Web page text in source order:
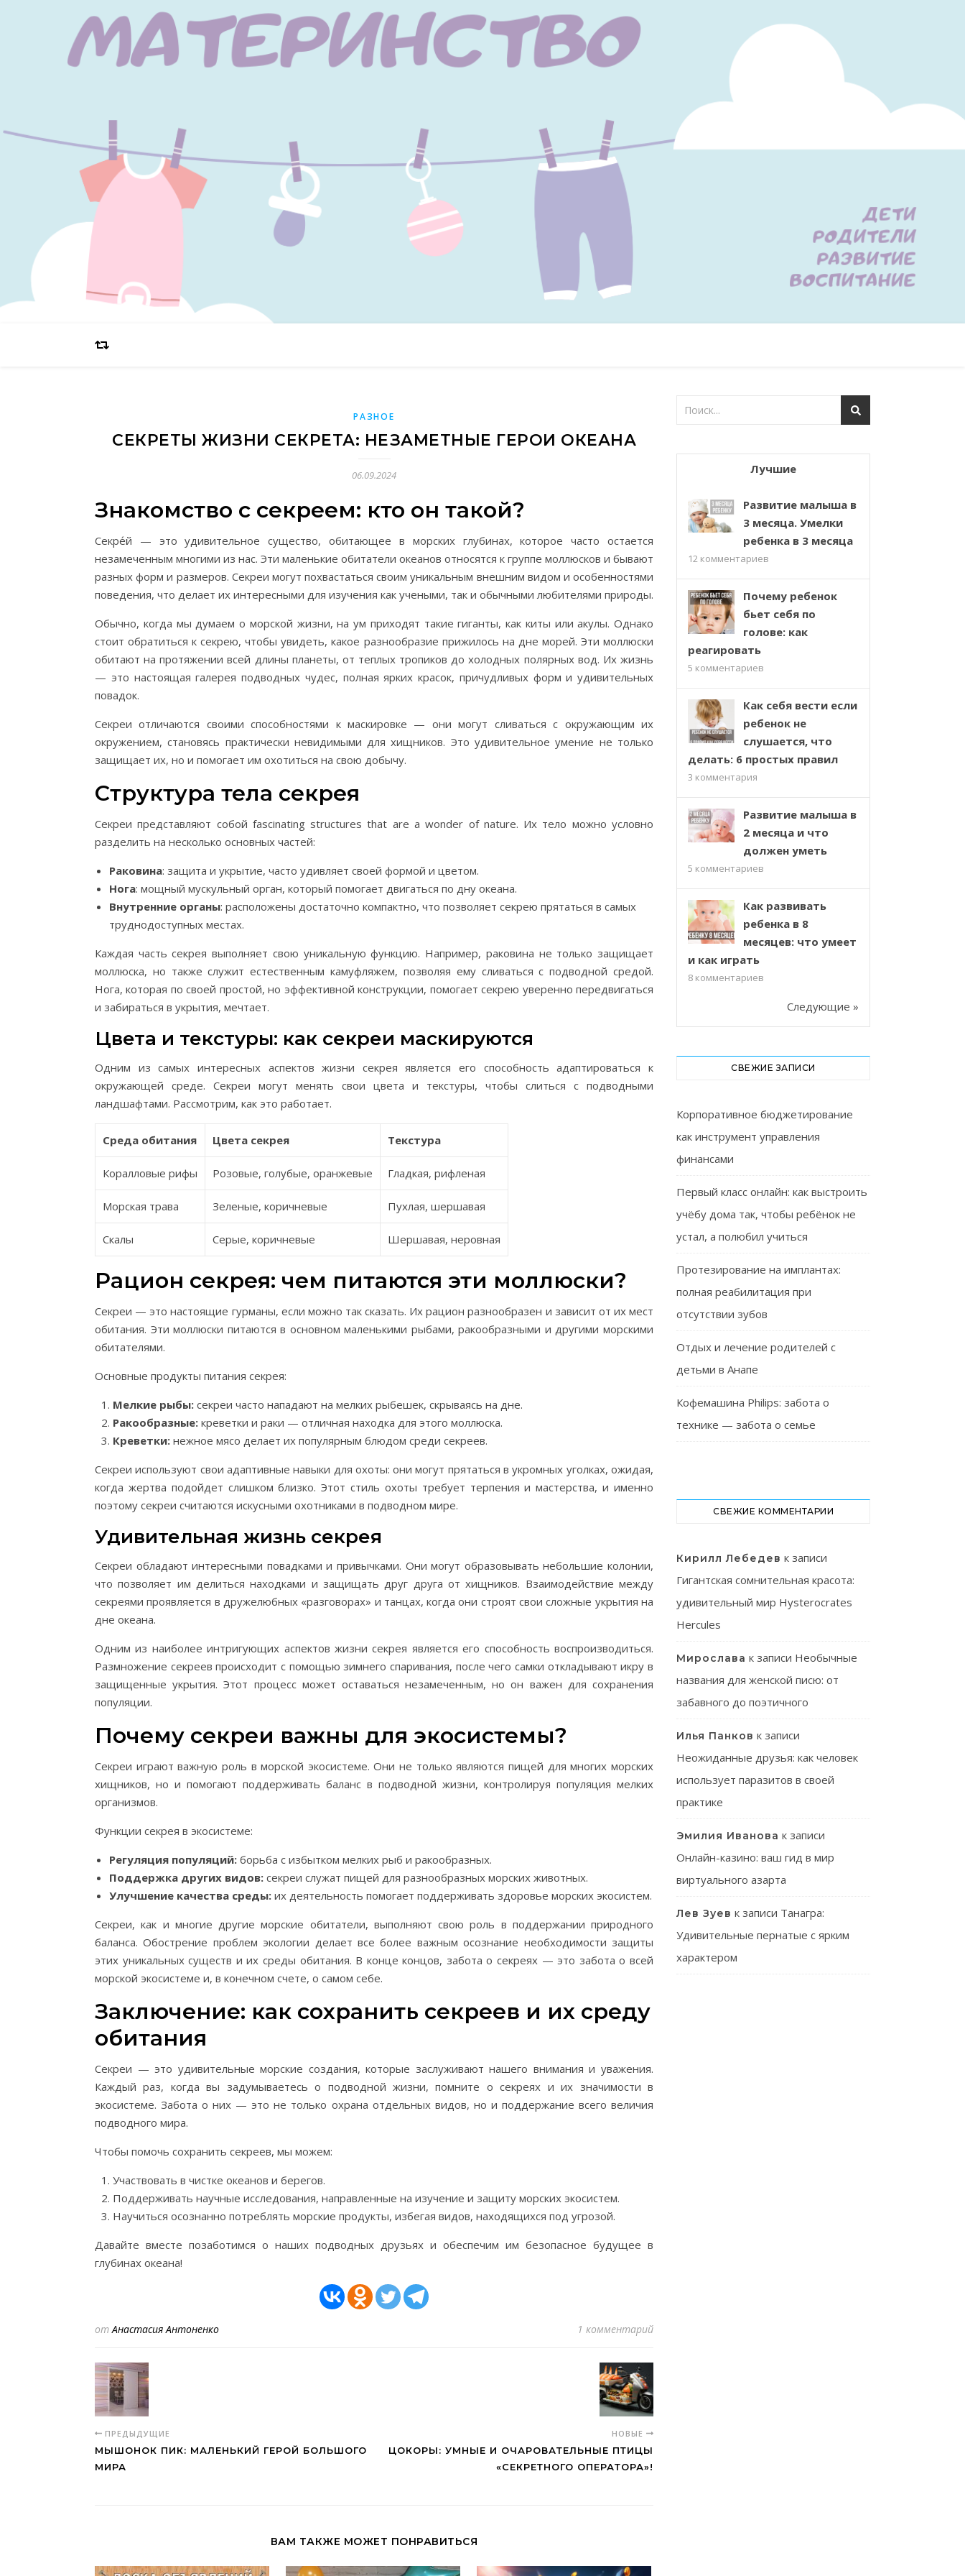
РАЗНОЕ
СЕКРЕТЫ ЖИЗНИ СЕКРЕТА: НЕЗАМЕТНЫЕ ГЕРОИ ОКЕАНА
06.09.2024
Знакомство с секреем: кто он такой?
Секре́й — это удивительное существо, обитающее в морских глубинах, которое часто остается
незамеченным многими из нас. Эти маленькие обитатели океанов относятся к группе моллюсков и бывают
разных форм и размеров. Секреи могут похвастаться своим уникальным внешним видом и особенностями
поведения, что делает их интересными для изучения как учеными, так и обычными любителями природы.
Обычно, когда мы думаем о морской жизни, на ум приходят такие гиганты, как киты или акулы. Однако
стоит обратиться к секрею, чтобы увидеть, какое разнообразие прижилось на дне морей. Эти моллюски
обитают на протяжении всей длины планеты, от теплых тропиков до холодных полярных вод. Их жизнь
— это настоящая галерея подводных чудес, полная ярких красок, причудливых форм и удивительных
повадок.
Секреи отличаются своими способностями к маскировке — они могут сливаться с окружающим их
окружением, становясь практически невидимыми для хищников. Это удивительное умение не только
защищает их, но и помогает им охотиться на свою добычу.
Структура тела секрея
Секреи представляют собой fascinating structures that are a wonder of nature. Их тело можно условно
разделить на несколько основных частей:
Раковина: защита и укрытие, часто удивляет своей формой и цветом.
Нога: мощный мускульный орган, который помогает двигаться по дну океана.
Внутренние органы: расположены достаточно компактно, что позволяет секрею прятаться в самых
труднодоступных местах.
Каждая часть секрея выполняет свою уникальную функцию. Например, раковина не только защищает
моллюска, но также служит естественным камуфляжем, позволяя ему сливаться с подводной средой.
Нога, которая по своей простой, но эффективной конструкции, помогает секрею уверенно передвигаться
и забираться в укрытия, мечтает.
Цвета и текстуры: как секреи маскируются
Одним из самых интересных аспектов жизни секрея является его способность адаптироваться к
окружающей среде. Секреи могут менять свои цвета и текстуры, чтобы слиться с подводными
ландшафтами. Рассмотрим, как это работает.
Среда обитания Цвета секрея Текстура
Коралловые рифы Розовые, голубые, оранжевые Гладкая, рифленая
Морская трава Зеленые, коричневые Пухлая, шершавая
Скалы Серые, коричневые Шершавая, неровная
Рацион секрея: чем питаются эти моллюски?
Секреи — это настоящие гурманы, если можно так сказать. Их рацион разнообразен и зависит от их мест
обитания. Эти моллюски питаются в основном маленькими рыбами, ракообразными и другими морскими
обитателями.
Основные продукты питания секрея:
Мелкие рыбы: секреи часто нападают на мелких рыбешек, скрываясь на дне.
Ракообразные: креветки и раки — отличная находка для этого моллюска.
Креветки: нежное мясо делает их популярным блюдом среди секреев.
Секреи используют свои адаптивные навыки для охоты: они могут прятаться в укромных уголках, ожидая,
когда жертва подойдет слишком близко. Этот стиль охоты требует терпения и мастерства, и именно
поэтому секреи считаются искусными охотниками в подводном мире.
Удивительная жизнь секрея
Секреи обладают интересными повадками и привычками. Они могут образовывать небольшие колонии,
что позволяет им делиться находками и защищать друг друга от хищников. Взаимодействие между
секреями проявляется в дружелюбных «разговорах» и танцах, когда они строят свои сложные укрытия на
дне океана.
Одним из наиболее интригующих аспектов жизни секрея является его способность воспроизводиться.
Размножение секреев происходит с помощью зимнего спаривания, после чего самки откладывают икру в
защищенные укрытия. Этот процесс может оставаться незамеченным, но он важен для сохранения
популяции.
Почему секреи важны для экосистемы?
Секреи играют важную роль в морской экосистеме. Они не только являются пищей для многих морских
хищников, но и помогают поддерживать баланс в подводной жизни, контролируя популяция мелких
организмов.
Функции секрея в экосистеме:
Регуляция популяций: борьба с избытком мелких рыб и ракообразных.
Поддержка других видов: секреи служат пищей для разнообразных морских животных.
Улучшение качества среды: их деятельность помогает поддерживать здоровье морских экосистем.
Секреи, как и многие другие морские обитатели, выполняют свою роль в поддержании природного
баланса. Обострение проблем экологии делает все более важным осознание необходимости защиты
этих уникальных существ и их среды обитания. В конце концов, забота о секреях — это забота о всей
морской экосистеме и, в конечном счете, о самом себе.
Заключение: как сохранить секреев и их среду
обитания
Секреи — это удивительные морские создания, которые заслуживают нашего внимания и уважения.
Каждый раз, когда вы задумываетесь о подводной жизни, помните о секреях и их значимости в
экосистеме. Забота о них — это не только охрана отдельных видов, но и поддержание всего величия
подводного мира.
Чтобы помочь сохранить секреев, мы можем:
Участвовать в чистке океанов и берегов.
Поддерживать научные исследования, направленные на изучение и защиту морских экосистем.
Научиться осознанно потреблять морские продукты, избегая видов, находящихся под угрозой.
Давайте вместе позаботимся о наших подводных друзьях и обеспечим им безопасное будущее в
глубинах океана!
отАнастасия Антоненко 1 комментарий
ПРЕДЫДУЩИЕ
МЫШОНОК ПИК: МАЛЕНЬКИЙ ГЕРОЙ БОЛЬШОГО
МИРА
НОВЫЕ
ЦОКОРЫ: УМНЫЕ И ОЧАРОВАТЕЛЬНЫЕ ПТИЦЫ
«СЕКРЕТНОГО ОПЕРАТОРА»!
ВАМ ТАКЖЕ МОЖЕТ ПОНРАВИТЬСЯ
Лучшие
Развитие малыша в
3 месяца. Умелки
ребенка в 3 месяца
12 комментариев
Почему ребенок
бьет себя по
голове: как
реагировать
5 комментариев
Как себя вести если
ребенок не
слушается, что
делать: 6 простых правил
3 комментария
Развитие малыша в
2 месяца и что
должен уметь
5 комментариев
Как развивать
ребенка в 8
месяцев: что умеет
и как играть
8 комментариев
Следующие »
СВЕЖИЕ ЗАПИСИ
Корпоративное бюджетирование
как инструмент управления
финансами
Первый класс онлайн: как выстроить
учёбу дома так, чтобы ребёнок не
устал, а полюбил учиться
Протезирование на имплантах:
полная реабилитация при
отсутствии зубов
Отдых и лечение родителей с
детьми в Анапе
Кофемашина Philips: забота о
технике — забота о семье
СВЕЖИЕ КОММЕНТАРИИ
Кирилл Лебедев к записи
Гигантская сомнительная красота:
удивительный мир Hysterocrates
Hercules
Мирослава к записи Необычные
названия для женской писю: от
забавного до поэтичного
Илья Панков к записи
Неожиданные друзья: как человек
использует паразитов в своей
практике
Эмилия Иванова к записи
Онлайн-казино: ваш гид в мир
виртуального азарта
Лев Зуев к записи Танагра:
Удивительные пернатые с ярким
характером